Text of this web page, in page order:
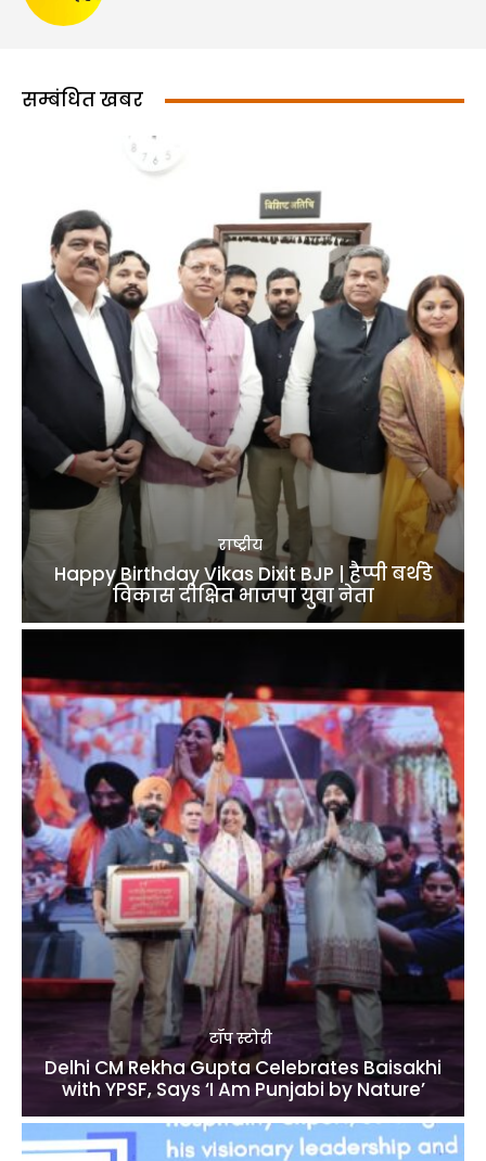
सम्बंधित खबर
राष्ट्रीय
Happy Birthday Vikas Dixit BJP | हैप्पी बर्थडे
विकास दीक्षित भाजपा युवा नेता
टॉप स्टोरी
Delhi CM Rekha Gupta Celebrates Baisakhi
with YPSF, Says ‘I Am Punjabi by Nature’